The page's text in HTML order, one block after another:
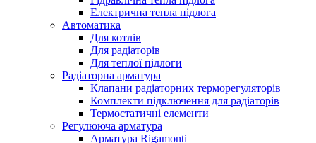
Електрична тепла підлога
Автоматика
Для котлів
Для радіаторів
Для теплої підлоги
Радіаторна арматура
Клапани радіаторних терморегуляторів
Комплекти підключення для радіаторів
Термостатичні елементи
Регулююча арматура
Арматура Rigamonti